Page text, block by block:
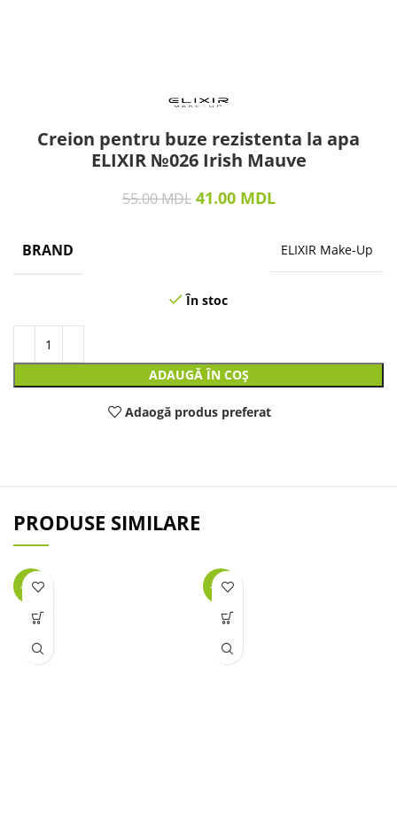
Creion pentru buze rezistenta la apa
ELIXIR №026 Irish Mauve
55.00MDL 41.00 MDL
BRAND ELIXIR Make-Up
În stoc
ADAUGĂ ÎN COȘ
Adaogă produs preferat
PRODUSE SIMILARE
-25% -27%